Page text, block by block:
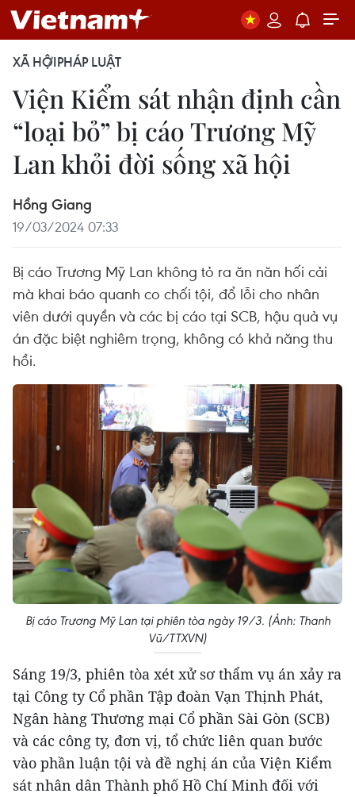
XÃ HỘIPHÁP LUẬT
Viện Kiểm sát nhận định cần
“loại bỏ” bị cáo Trương Mỹ
Lan khỏi đời sống xã hội
Hồng Giang
19/03/2024 07:33
Bị cáo Trương Mỹ Lan không tỏ ra ăn năn hối cải
mà khai báo quanh co chối tội, đổ lỗi cho nhân
viên dưới quyền và các bị cáo tại SCB, hậu quả vụ
án đặc biệt nghiêm trọng, không có khả năng thu
hồi.
Bị cáo Trương Mỹ Lan tại phiên tòa ngày 19/3. (Ảnh: Thanh
Vũ/TTXVN)
Sáng 19/3, phiên tòa xét xử sơ thẩm vụ án xảy ra
tại Công ty Cổ phần Tập đoàn Vạn Thịnh Phát,
Ngân hàng Thương mại Cổ phần Sài Gòn (SCB)
và các công ty, đơn vị, tổ chức liên quan bước
vào phần luận tội và đề nghị án của Viện Kiểm
sát nhân dân Thành phố Hồ Chí Minh đối với